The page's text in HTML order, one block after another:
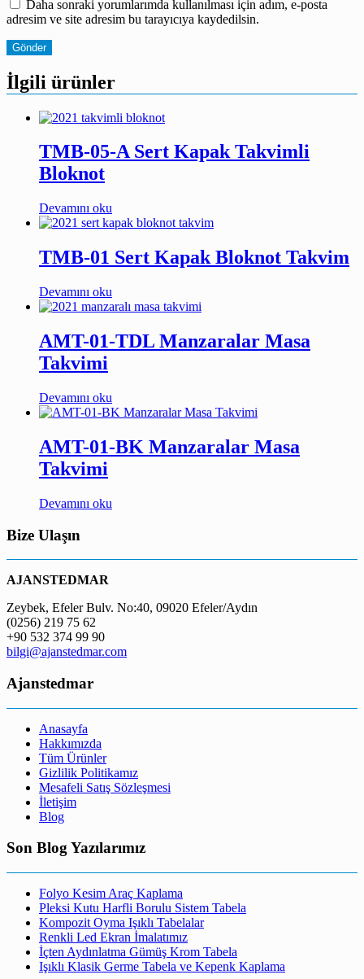
Daha sonraki yorumlarımda kullanılması için adım, e-posta
adresim ve site adresim bu tarayıcıya kaydedilsin.
İlgili ürünler
TMB-05-A Sert Kapak Takvimli
Bloknot
Devamını oku
TMB-01 Sert Kapak Bloknot Takvim
Devamını oku
AMT-01-TDL Manzaralar Masa
Takvimi
Devamını oku
AMT-01-BK Manzaralar Masa
Takvimi
Devamını oku
Bize Ulaşın
AJANSTEDMAR
Zeybek, Efeler Bulv. No:40, 09020 Efeler/Aydın
(0256) 219 75 62
+90 532 374 99 90
bilgi@ajanstedmar.com
Ajanstedmar
Anasayfa
Hakkımızda
Tüm Ürünler
Gizlilik Politikamız
Mesafeli Satış Sözleşmesi
İletişim
Blog
Son Blog Yazılarımız
Folyo Kesim Araç Kaplama
Pleksi Kutu Harfli Borulu Sistem Tabela
Kompozit Oyma Işıklı Tabelalar
Renkli Led Ekran İmalatımız
İçten Aydınlatma Gümüş Krom Tabela
Işıklı Klasik Germe Tabela ve Kepenk Kaplama